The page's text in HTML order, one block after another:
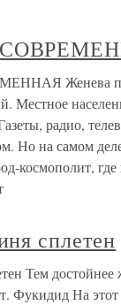
Женева по
Местное
радио,
Но на самом
космополит, где
сплетен
Тем
Фукидид На этот